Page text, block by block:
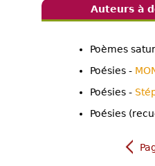
Auteurs à
Poèmes
Poésies -
Poésies -
Poésies